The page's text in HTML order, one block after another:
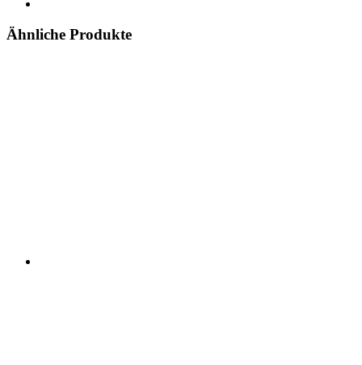
Ähnliche Produkte